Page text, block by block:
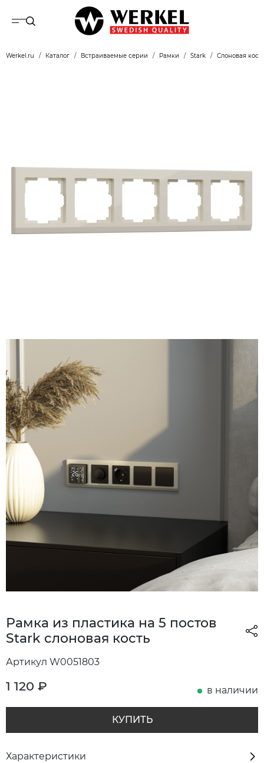
Werkel.ru Каталог Встраиваемые серии Рамки Stark Слоновая
Рамка из пластика на 5 постов
Stark слоновая кость
Артикул W0051803
1 120 ₽ в наличии
КУПИТЬ
Характеристики